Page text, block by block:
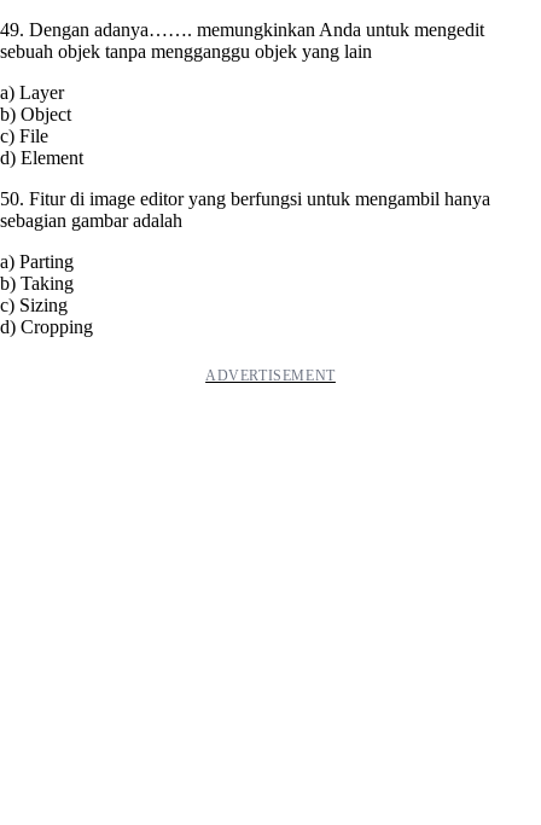
49. Dengan adanya……. memungkinkan Anda untuk mengedit
sebuah objek tanpa mengganggu objek yang lain
a) Layer
b) Object
c) File
d) Element
50. Fitur di image editor yang berfungsi untuk mengambil hanya
sebagian gambar adalah
a) Parting
b) Taking
c) Sizing
d) Cropping